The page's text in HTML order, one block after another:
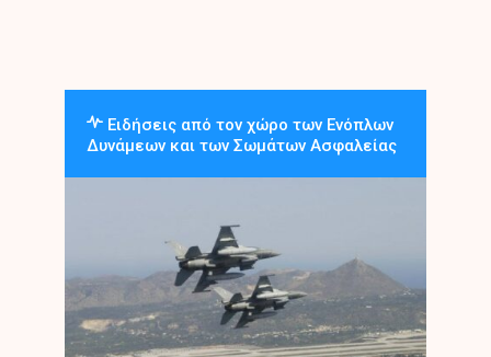
Ειδήσεις από τον χώρο των Ενόπλων
Δυνάμεων και των Σωμάτων Ασφαλείας